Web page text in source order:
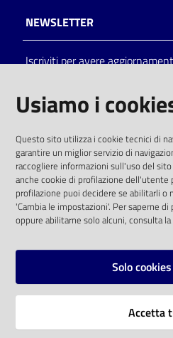
Catalogo
on line
Eventi
Chiedi al
bibliotecario
Avvisi
Orari
NEWSLETTER
Iscriviti per avere
solo alle condizioni previste
comunitaria 2003/98/CE e
SOCIAL
Instagram
Vai alla pagina
Usiamo i
Questo sito utilizza i cookie tecnici di
garantire un miglior servizio di
raccogliere informazioni sull'uso del
anche cookie di profilazione
profilazione puoi decidere se abilitarli o
'Cambia le impostazioni'. Per saperne
oppure abilitarne solo alcuni, consulta
Solo
Accetta